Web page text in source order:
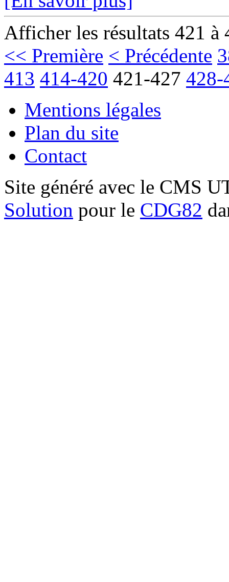
Afficher les résultats 421 à
<< Première < Précédente
413 414-420 421-427 428-
Mentions légales
Plan du site
Contact
Site généré avec le CMS
Solution pour le CDG82